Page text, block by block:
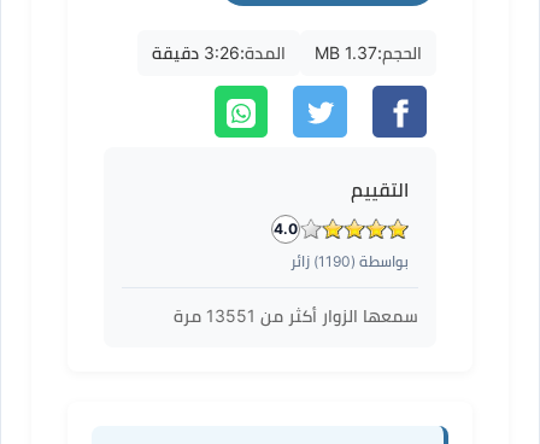
mp3
الحجم:1.37 MB المدة:3:26 دقيقة
التقييم
4.0
بواسطة (1190) زائر
سمعها الزوار أكثر من 13551 مرة